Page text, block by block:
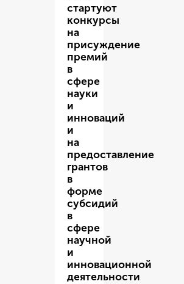
стартуют
конкурсы
на
присуждение
премий
в
сфере
науки
и
инноваций
и
на
предоставление
грантов
в
форме
субсидий
в
сфере
научной
и
инновационной
деятельности